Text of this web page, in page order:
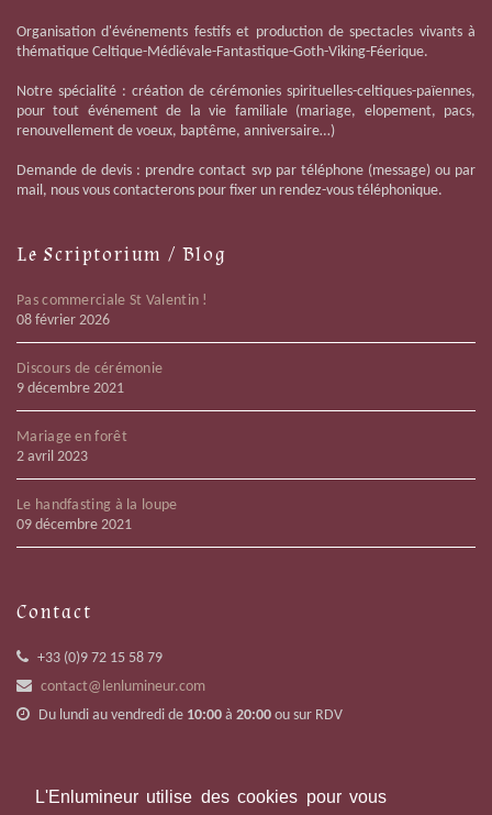
L'Enlumineur utilise des cookies pour vous
Organisation d'événements festifs et production de spectacles vivants à
thématique Celtique-Médiévale-Fantastique-Goth-Viking-Féerique.
Notre spécialité : création de cérémonies spirituelles-celtiques-païennes,
pour tout événement de la vie familiale (mariage, elopement, pacs,
renouvellement de voeux, baptême, anniversaire…)
Demande de devis : prendre contact svp par téléphone (message) ou par
mail, nous vous contacterons pour fixer un rendez-vous téléphonique.
Le Scriptorium / Blog
Pas commerciale St Valentin !
08 février 2026
Discours de cérémonie
9 décembre 2021
Mariage en forêt
2 avril 2023
Le handfasting à la loupe
09 décembre 2021
Contact
+33 (0)9 72 15 58 79
contact@lenlumineur.com
Du lundi au vendredi de 10:00 à 20:00 ou sur RDV